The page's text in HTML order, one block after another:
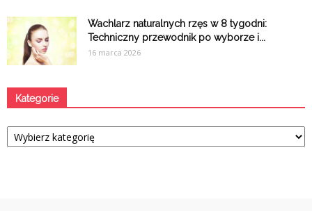
Wachlarz naturalnych rzęs w 8 tygodni:
Techniczny przewodnik po wyborze i...
16 marca 2026
Kategorie
Kategorie